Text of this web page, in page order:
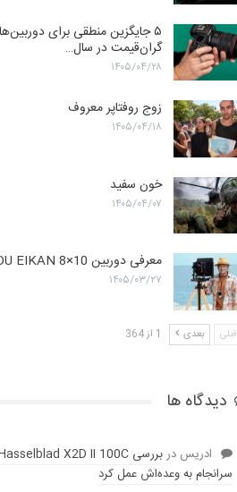
۵ جایگزین منطقی برای
گران‌قیمت در سال…
۱۴۰۵/۰۴/۲۸
زوج روفتاپر معروف
۱۴۰۵/۰۴/۱۸
خون سفید
۱۴۰۵/۰۴/۰۷
معرفی دوربین ONDU EIKAN 8×10
۱۴۰۵/۰۳/۲۷
قبلی بعدی 1 از 364
دیدگاه ها
ادریس در
سرانجام به وعده‌‌اش عمل کرد